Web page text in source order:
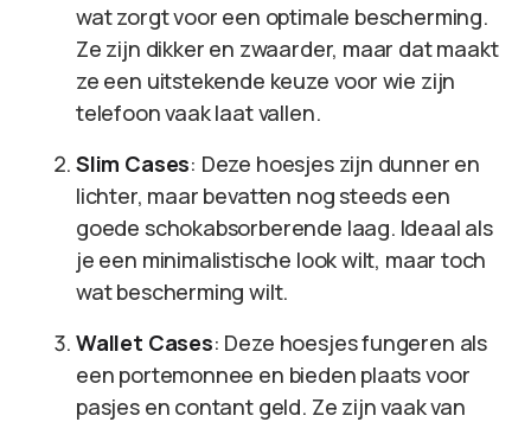
wat zorgt voor een optimale bescherming.
Ze zijn dikker en zwaarder, maar dat maakt
ze een uitstekende keuze voor wie zijn
telefoon vaak laat vallen.
Slim Cases: Deze hoesjes zijn dunner en
lichter, maar bevatten nog steeds een
goede schokabsorberende laag. Ideaal als
je een minimalistische look wilt, maar toch
wat bescherming wilt.
Wallet Cases: Deze hoesjes fungeren als
een portemonnee en bieden plaats voor
pasjes en contant geld. Ze zijn vaak van